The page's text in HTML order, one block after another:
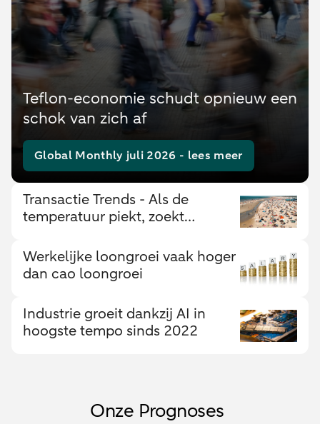
Teflon-economie schudt opnieuw een
schok van zich af
Global Monthly juli 2026 - lees meer
Transactie Trends - Als de
temperatuur piekt, zoekt
Werkelijke loongroei vaak hoger
dan cao loongroei
Industrie groeit dankzij AI in
hoogste tempo sinds 2022
Onze Prognoses